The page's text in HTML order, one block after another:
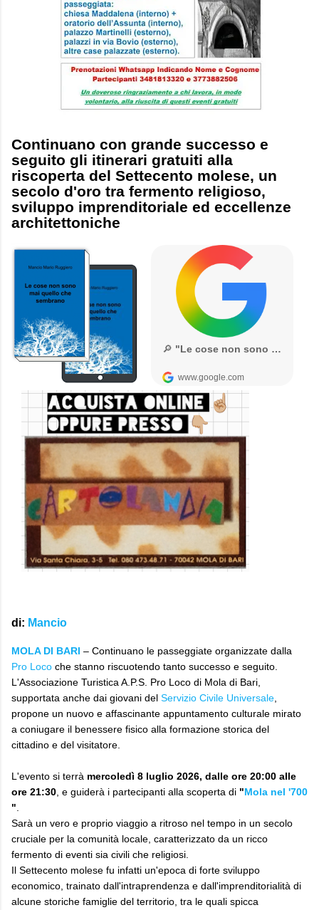
Continuano con grande successo e
seguito gli itinerari gratuiti alla
riscoperta del Settecento molese, un
secolo d'oro tra fermento religioso,
sviluppo imprenditoriale ed eccellenze
architettoniche
di: Mancio
MOLA DI BARI – Continuano le passeggiate organizzate dalla
Pro Loco che stanno riscuotendo tanto successo e seguito.
L'Associazione Turistica A.P.S. Pro Loco di Mola di Bari,
supportata anche dai giovani del Servizio Civile Universale,
propone un nuovo e affascinante appuntamento culturale mirato
a coniugare il benessere fisico alla formazione storica del
cittadino e del visitatore.
L'evento si terrà mercoledì 8 luglio 2026, dalle ore 20:00 alle
ore 21:30, e guiderà i partecipanti alla scoperta di "Mola nel '700
".
Sarà un vero e proprio viaggio a ritroso nel tempo in un secolo
cruciale per la comunità locale, caratterizzato da un ricco
fermento di eventi sia civili che religiosi.
Il Settecento molese fu infatti un'epoca di forte sviluppo
economico, trainato dall'intraprendenza e dall'imprenditorialità di
alcune storiche famiglie del territorio, tra le quali spicca